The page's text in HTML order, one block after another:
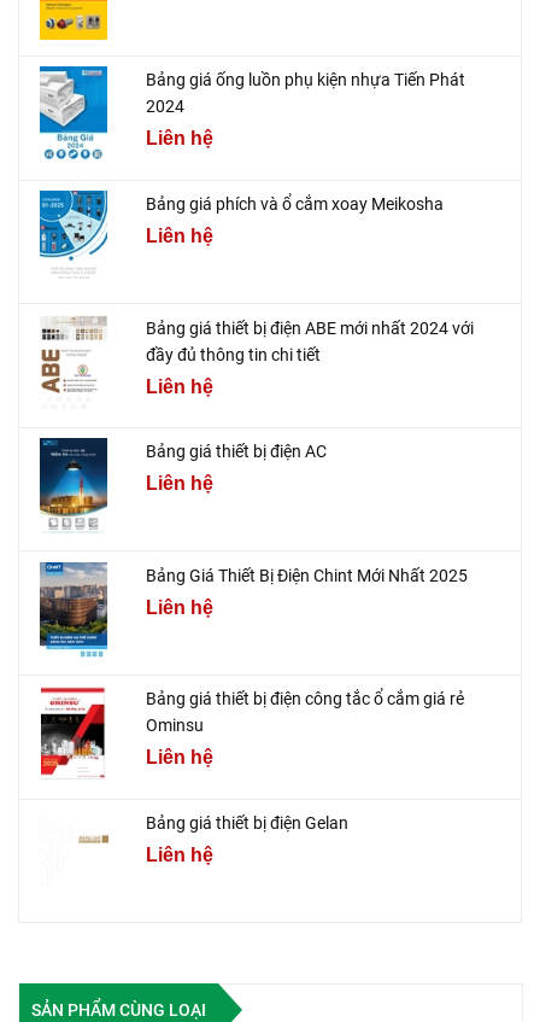
Bảng giá ống luồn phụ kiện nhựa Tiến Phát
2024
Liên hệ
Bảng giá phích và ổ cắm xoay Meikosha
Liên hệ
Bảng giá thiết bị điện ABE mới nhất 2024 với
đầy đủ thông tin chi tiết
Liên hệ
Bảng giá thiết bị điện AC
Liên hệ
Bảng Giá Thiết Bị Điện Chint Mới Nhất 2025
Liên hệ
Bảng giá thiết bị điện công tắc ổ cắm giá rẻ
Ominsu
Liên hệ
Bảng giá thiết bị điện Gelan
Liên hệ
SẢN PHẨM CÙNG LOẠI